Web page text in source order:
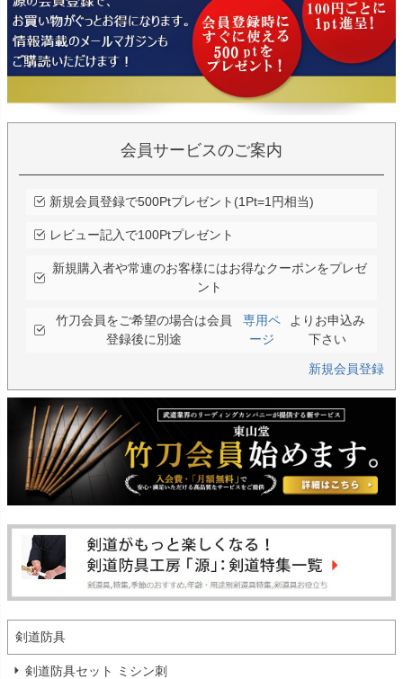
会員サービスのご案内
新規会員登録で500Ptプレゼント(1Pt=1円相当)
レビュー記入で100Ptプレゼント
新規購入者や常連のお客様にはお得なクーポンをプレゼ
ント
竹刀会員をご希望の場合は会員
登録後に別途
専用ペ
ージ
よりお申込み
下さい
新規会員登録
剣道防具
剣道防具セット ミシン刺